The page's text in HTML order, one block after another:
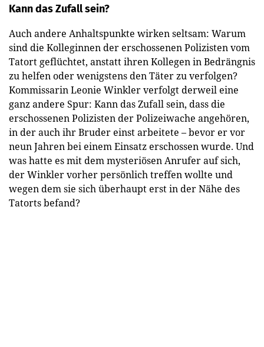
Kann das Zufall sein?
Auch andere Anhaltspunkte wirken seltsam: Warum
sind die Kolleginnen der erschossenen Polizisten vom
Tatort geflüchtet, anstatt ihren Kollegen in Bedrängnis
zu helfen oder wenigstens den Täter zu verfolgen?
Kommissarin Leonie Winkler verfolgt derweil eine
ganz andere Spur: Kann das Zufall sein, dass die
erschossenen Polizisten der Polizeiwache angehören,
in der auch ihr Bruder einst arbeitete – bevor er vor
neun Jahren bei einem Einsatz erschossen wurde. Und
was hatte es mit dem mysteriösen Anrufer auf sich,
der Winkler vorher persönlich treffen wollte und
wegen dem sie sich überhaupt erst in der Nähe des
Tatorts befand?